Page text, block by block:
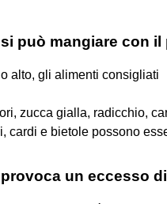
può mangiare con
alto, gli alimenti consigliati
zucca gialla, radicchio,
cardi e bietole possono
un eccesso